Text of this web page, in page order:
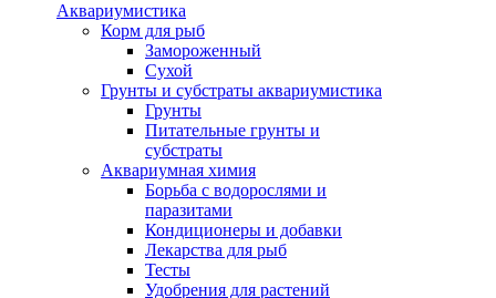
Аквариумистика
Корм для рыб
Замороженный
Сухой
Грунты и субстраты аквариумистика
Грунты
Питательные грунты и
субстраты
Аквариумная химия
Борьба с водорослями и
паразитами
Кондиционеры и добавки
Лекарства для рыб
Тесты
Удобрения для растений